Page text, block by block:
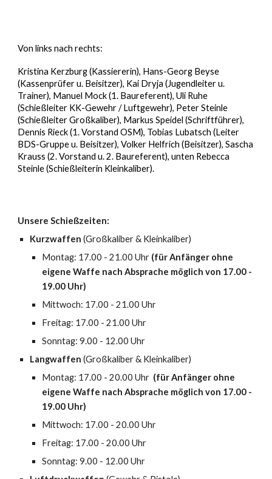
Von links nach rechts:
Kristina Kerzburg (Kassiererin), Hans-Georg Beyse
(Kassenprüfer u. Beisitzer), Kai Dryja (Jugendleiter u.
Trainer), Manuel Mock (1. Baureferent), Uli Ruhe
(Schießleiter KK-Gewehr / Luftgewehr), Peter Steinle
(Schießleiter Großkaliber), Markus Speidel (Schriftführer),
Dennis Rieck (1. Vorstand OSM), Tobias Lubatsch (Leiter
BDS-Gruppe u. Beisitzer), Volker Helfrich (Beisitzer), Sascha
Krauss (2. Vorstand u. 2. Baureferent), unten Rebecca
Steinle (Schießleiterin Kleinkaliber).
Unsere Schießzeiten:
Kurzwaffen (Großkaliber & Kleinkaliber)
Montag: 17.00 - 21.00 Uhr (für Anfänger ohne
eigene Waffe nach Absprache möglich von 17.00 -
19.00 Uhr)
Mittwoch: 17.00 - 21.00 Uhr
Freitag: 17.00 - 21.00 Uhr
Sonntag: 9.00 - 12.00 Uhr
Langwaffen (Großkaliber & Kleinkaliber)
Montag: 17.00 - 20.00 Uhr (für Anfänger ohne
eigene Waffe nach Absprache möglich von 17.00 -
19.00 Uhr)
Mittwoch: 17.00 - 20.00 Uhr
Freitag: 17.00 - 20.00 Uhr
Sonntag: 9.00 - 12.00 Uhr